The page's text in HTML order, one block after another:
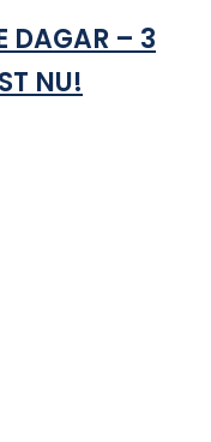
DAGAR – 3
NU!